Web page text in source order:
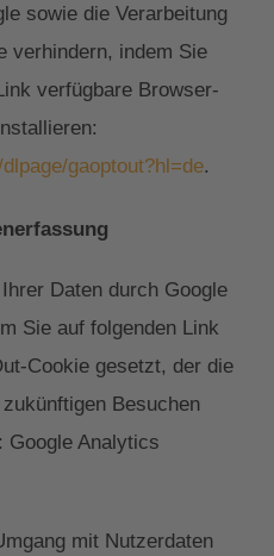
sowie die Verarbeitung
verhindern, indem Sie
verfügbare Browser-
gaoptout?hl=de.
Daten durch Google
Sie auf folgenden Link
Cookie gesetzt, der die
Besuchen
Google Analytics
mit Nutzerdaten